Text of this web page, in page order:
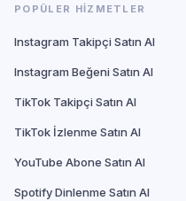
POPÜLER HIZMETLER
Instagram Takipçi Satın Al
Instagram Beğeni Satın Al
TikTok Takipçi Satın Al
TikTok İzlenme Satın Al
YouTube Abone Satın Al
Spotify Dinlenme Satın Al